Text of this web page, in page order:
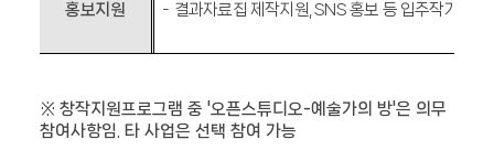
홍보지원
- 결과자료집 제작지원, SNS홍보 등 입주작가 및
※ 창작지원프로그램 중 '오픈스튜디오-예술가의 방'은 의무
참여사항임. 타 사업은 선택 참여 가능